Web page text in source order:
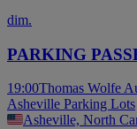
dim.
PARKING
19:00Thomas Wolfe
Asheville Parking Lots
Asheville, North